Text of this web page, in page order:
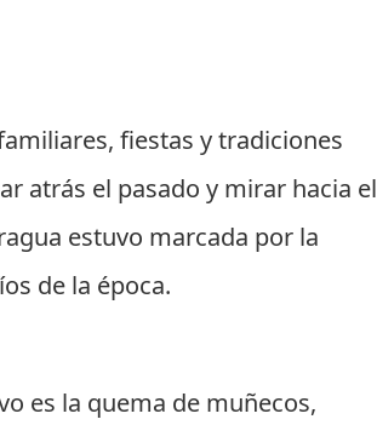
fiestas y tradiciones
atrás el pasado y mirar hacia el
estuvo marcada por la
de la época.
es la quema de muñecos,